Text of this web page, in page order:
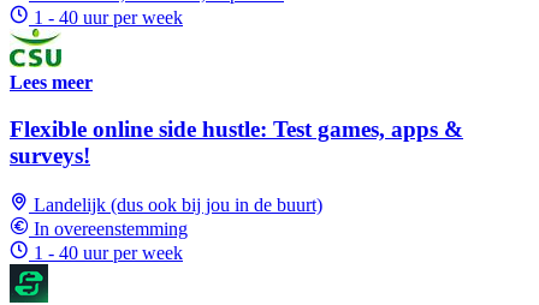
1 - 40 uur per week
Lees meer
Flexible online side hustle: Test games, apps &
surveys!
Landelijk (dus ook bij jou in de buurt)
In overeenstemming
1 - 40 uur per week